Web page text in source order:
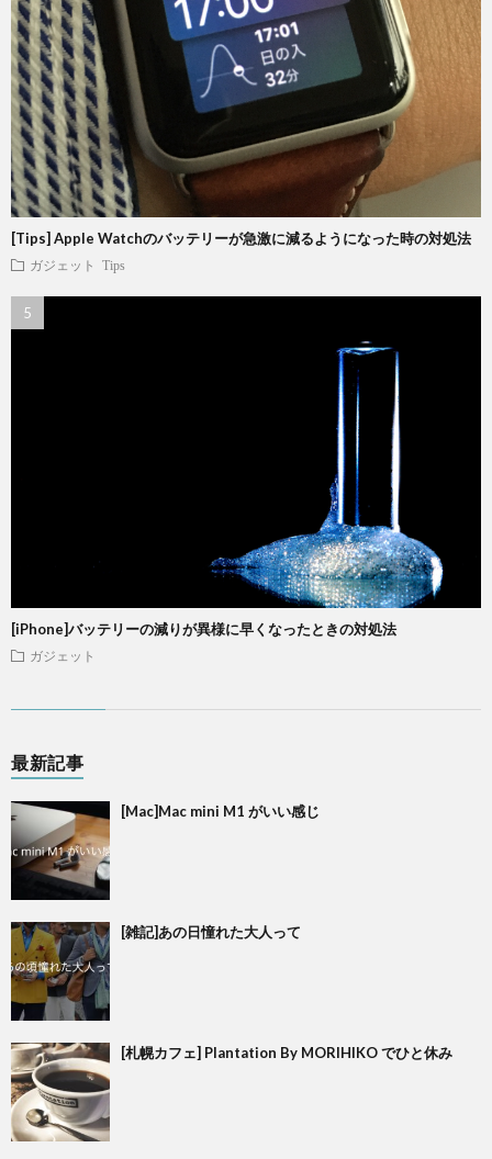
[Tips] Apple Watchのバッテリーが急激に減るようになった時の対処法
ガジェット Tips
[iPhone]バッテリーの減りが異様に早くなったときの対処法
ガジェット
最新記事
[Mac]Mac mini M1 がいい感じ
[雑記]あの日憧れた大人って
[札幌カフェ] Plantation By MORIHIKO でひと休み